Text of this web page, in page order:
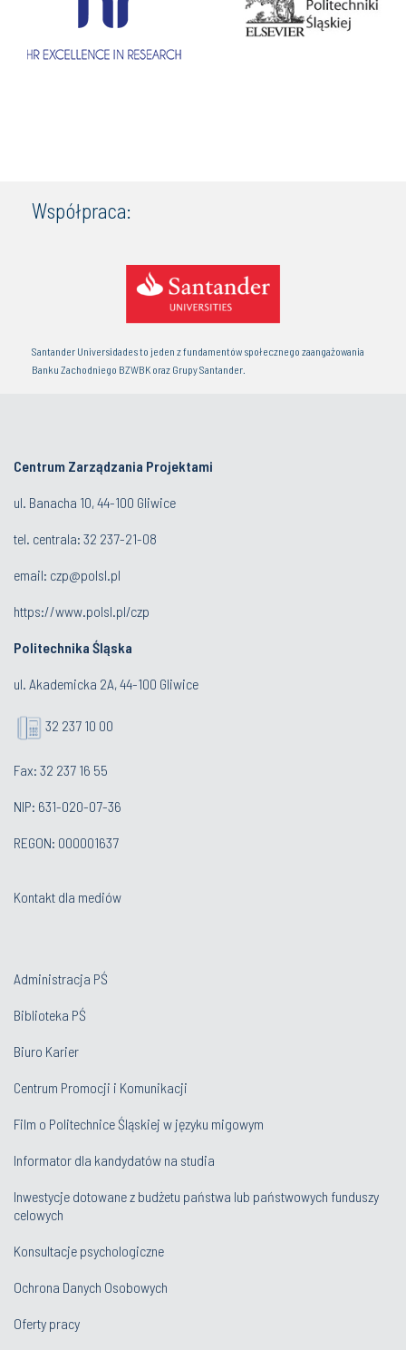
Współpraca:
Santander Universidades to jeden z fundamentów społecznego zaangażowania
Banku Zachodniego BZWBK oraz Grupy Santander.
Centrum Zarządzania Projektami
ul. Banacha 10, 44-100 Gliwice
tel. centrala: 32 237-21-08
email: czp@polsl.pl
https://www.polsl.pl/czp
Politechnika Śląska
ul. Akademicka 2A, 44-100 Gliwice
32 237 10 00
Fax: 32 237 16 55
NIP: 631-020-07-36
REGON: 000001637
Kontakt dla mediów
Administracja PŚ
Biblioteka PŚ
Biuro Karier
Centrum Promocji i Komunikacji
Film o Politechnice Śląskiej w języku migowym
Informator dla kandydatów na studia
Inwestycje dotowane z budżetu państwa lub państwowych funduszy
celowych
Konsultacje psychologiczne
Ochrona Danych Osobowych
Oferty pracy